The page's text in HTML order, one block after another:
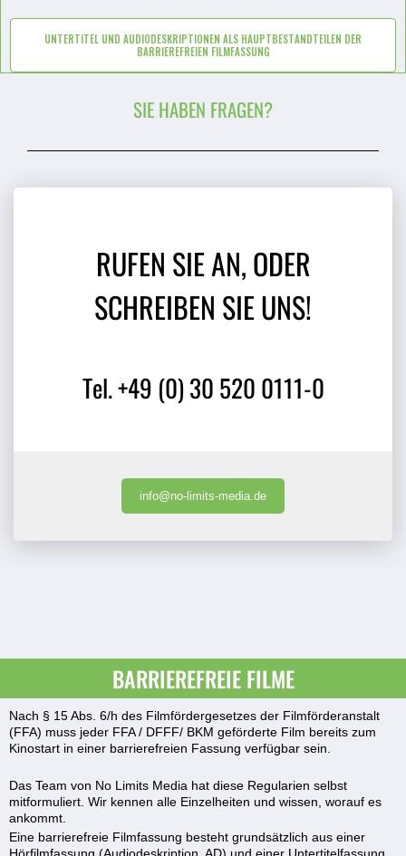
UNTERTITEL UND AUDIODESKRIPTIONEN ALS HAUPTBESTANDTEILEN DER
BARRIEREFREIEN FILMFASSUNG
SIE HABEN FRAGEN?
RUFEN SIE AN, ODER
SCHREIBEN SIE UNS!
Tel. +49 (0) 30 520 0111-0
info@no-limits-media.de
BARRIEREFREIE FILME
Nach § 15 Abs. 6/h des Filmfördergesetzes der Filmförderanstalt
(FFA) muss jeder FFA / DFFF/ BKM geförderte Film bereits zum
Kinostart in einer barrierefreien Fassung verfügbar sein.
Das Team von No Limits Media hat diese Regularien selbst
mitformuliert. Wir kennen alle Einzelheiten und wissen, worauf es
ankommt.
Eine barrierefreie Filmfassung besteht grundsätzlich aus einer